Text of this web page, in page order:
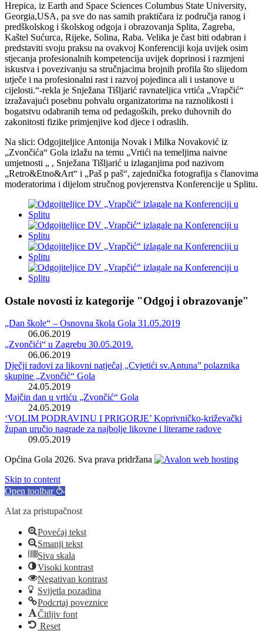
Hrepica, iz Earth and Space Sciences Columbus State University,
Georgia,USA, pa sve do nas samih praktičara iz područja ranog i
predškolskog i školskog odgoja i obrazovanja Splita, Zagreba,
Kaštel Sućurca, Rijeke, Solina, Raba. Velika je čast biti odabran i
predstaviti svoju praksu na ovakvoj Konferenciji koja uvijek osim
stjecanja profesionalnih kompetencija uvijek doprinosi i razmjeni
iskustva i povezivanju sa stručnjacima brojnih profila što slijedom
utječe i na profesionalni rast i razvoj pojedinca ali i ustanove u
cijelosti.“-rekla je Snježana Tišljarić ravnateljica vrtića „Vrapčić“
izražavajući posebnu pohvalu organizatorima na raznolikosti i
bogatstvu odabranih tema od pedagoških, preko duhovnih do
zakonitosti fizike primjenjive kod djece i odraslih.
Na slici: Odgojiteljice Antonija Novak i Milka Novaković iz
„Zvončića“ Gola izlažu na temu „Vrtići na temeljima naivne
umjetnosti „ , Snježana Tišljarić u izlaganjima pod nazivom
„Retro&Etno&Art“ i „Paš p paš“, zajednička fotografija s članovima
moderatorima i dijelom stručnog povjerenstva Konferencije u Splitu.
Ostale novosti iz kategorije "Odgoj i obrazovanje"
„Dan škole“ – Osnovna škola Gola 31.05.2019
06.06.2019
„Zvončići“ u Zagrebu 30.05.2019.
06.06.2019
Dječji radovi za likovni natječaj „Cvjetići sv.Antuna” polaznika
skupine „Zvončić“ Gola
24.05.2019
Majčin dan u vrtiću „Zvončić“ Gola
24.05.2019
‘VOLIM PODRAVINU I PRIGORJE’ Koprivničko-križevački
župan uručio nagrade za najbolje likovne i literarne radove
09.05.2019
Općina Gola 2026. Sva prava pridržana
Skip to content
Open toolbar
Alat za pristupačnost
Povećaj tekst
Smanji tekst
Siva skala
Visoki kontrast
Negativan kontrast
Svijetla pozadina
Podcrtaj poveznice
Čitljiv font
Reset